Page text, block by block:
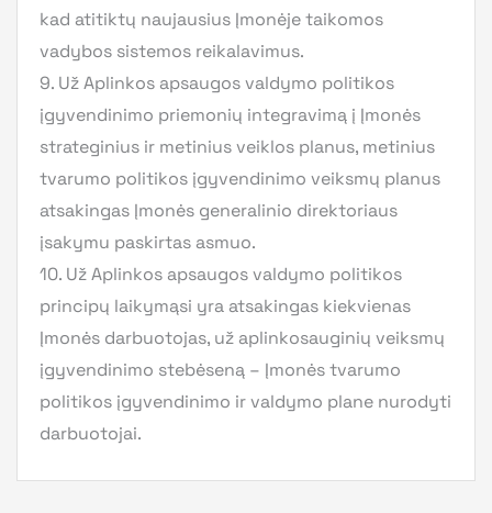
kad atitiktų naujausius Įmonėje taikomos
vadybos sistemos reikalavimus.
9. Už Aplinkos apsaugos valdymo politikos
įgyvendinimo priemonių integravimą į Įmonės
strateginius ir metinius veiklos planus, metinius
tvarumo politikos įgyvendinimo veiksmų planus
atsakingas Įmonės generalinio direktoriaus
įsakymu paskirtas asmuo.
10. Už Aplinkos apsaugos valdymo politikos
principų laikymąsi yra atsakingas kiekvienas
Įmonės darbuotojas, už aplinkosauginių veiksmų
įgyvendinimo stebėseną – Įmonės tvarumo
politikos įgyvendinimo ir valdymo plane nurodyti
darbuotojai.